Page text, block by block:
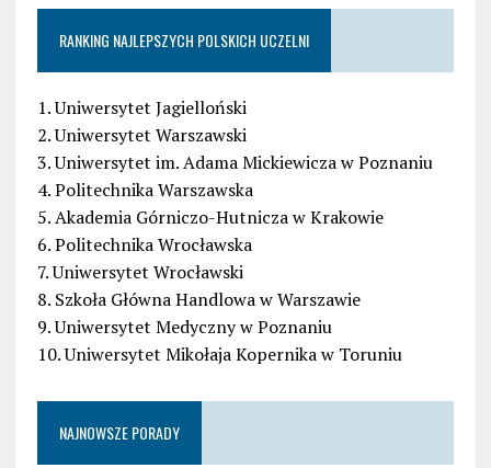
RANKING NAJLEPSZYCH POLSKICH UCZELNI
1. Uniwersytet Jagielloński
2. Uniwersytet Warszawski
3. Uniwersytet im. Adama Mickiewicza w Poznaniu
4. Politechnika Warszawska
5. Akademia Górniczo-Hutnicza w Krakowie
6. Politechnika Wrocławska
7. Uniwersytet Wrocławski
8. Szkoła Główna Handlowa w Warszawie
9. Uniwersytet Medyczny w Poznaniu
10. Uniwersytet Mikołaja Kopernika w Toruniu
NAJNOWSZE PORADY